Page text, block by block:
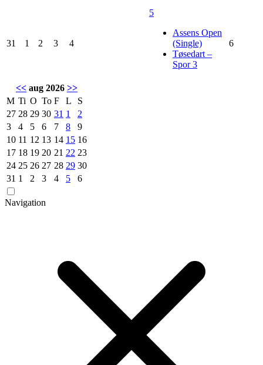
31 1 2 3 4
5
Assens Open
(Single)
Tøsedart –
Spor 3
6
<< aug 2026 >>
M Ti O To F L
S
27 28 29 30 31 1
2
3
4 5 6 7 8
9
10 11 12 13 14 15 16
17 18 19 20 21 22 23
24 25 26 27 28 29 30
31 1 2 3 4 5 6
Navigation